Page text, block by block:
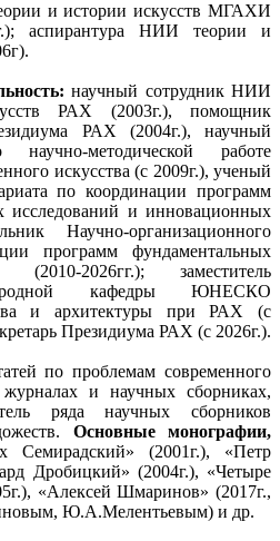
и истории искусств МГАХИ
аспирантура НИИ теории и
научный сотрудник НИИ
РАХ (2003г.), помощник
РАХ (2004г.), научный
методической работе
искусства (с 2009г.), ученый
по координации программ
исследований и инновационных
Научно-организационного
программ фундаментальных
2026гг.); заместитель
кафедры ЮНЕСКО
и архитектуры при РАХ (с
Президиума РАХ (с 2026г.).
по проблемам современного
журналах и научных сборниках,
ряда научных сборников
Основные монографии,
Семирадский» (2001г.), «Петр
Дробицкий» (2004г.), «Четыре
«Алексей Шмаринов» (2017г.,
Ю.А.Мелентьевым) и др.